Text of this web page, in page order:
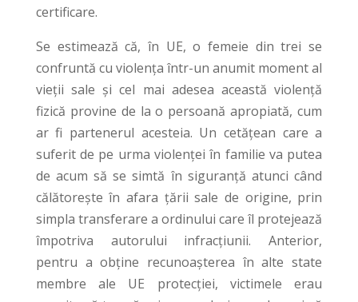
certificare.
Se estimează că, în UE, o femeie din trei se
confruntă cu violența într-un anumit moment al
vieții sale și cel mai adesea această violență
fizică provine de la o persoană apropiată, cum
ar fi partenerul acesteia. Un cetățean care a
suferit de pe urma violenței în familie va putea
de acum să se simtă în siguranță atunci când
călătorește în afara țării sale de origine, prin
simpla transferare a ordinului care îl protejează
împotriva autorului infracțiunii. Anterior,
pentru a obține recunoașterea în alte state
membre ale UE protecției, victimele erau